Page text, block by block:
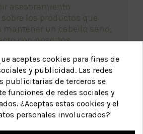
asesoramiento
los productos que
mantener un cabello sano,
con nosotros.
aceptes cookies para fines de
y publicidad. Las redes
publicitarias de terceros se
funciones de redes sociales y
¿Aceptas estas cookies y el
personales involucrados?